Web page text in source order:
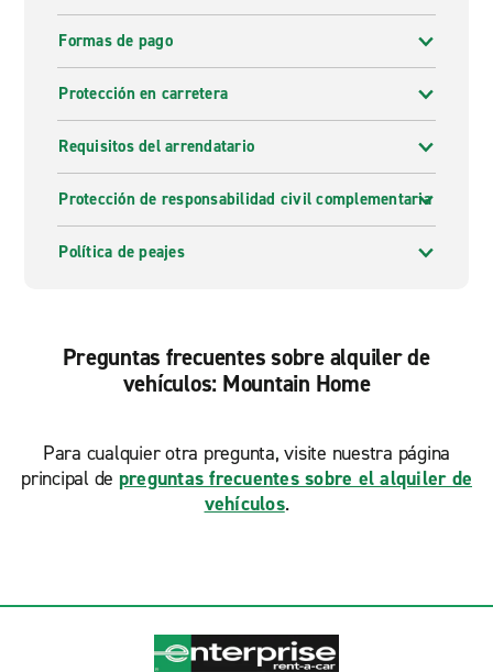
Formas de pago
Protección en carretera
Requisitos del arrendatario
Protección de responsabilidad civil complementaria
Política de peajes
Preguntas frecuentes sobre alquiler de
vehículos: Mountain Home
Para cualquier otra pregunta, visite nuestra página
principal de preguntas frecuentes sobre el alquiler de
vehículos.